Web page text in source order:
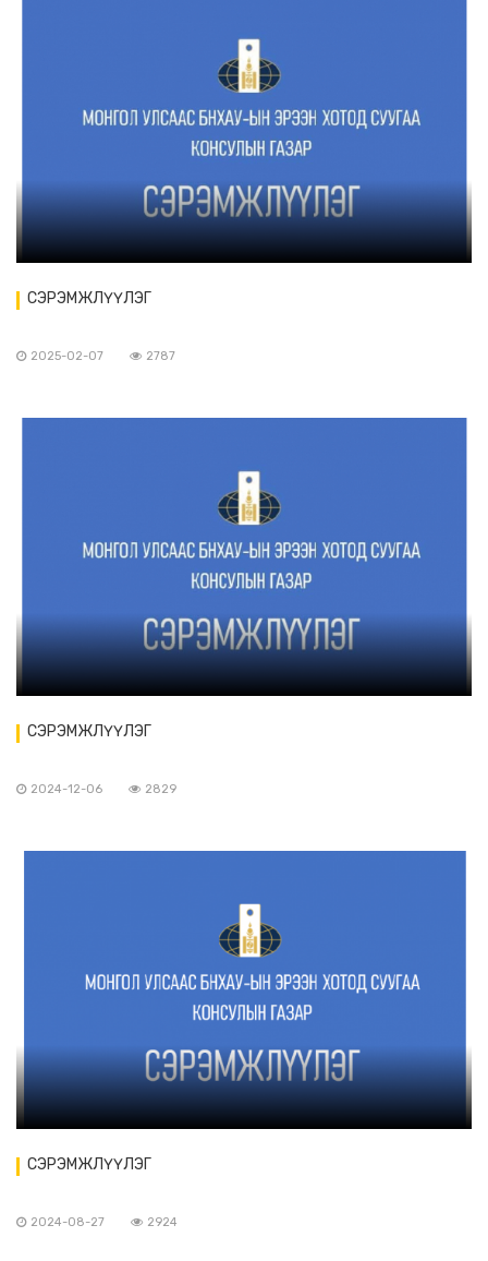
СЭРЭМЖЛҮҮЛЭГ
2025-02-07 2787
СЭРЭМЖЛҮҮЛЭГ
2024-12-06 2829
СЭРЭМЖЛҮҮЛЭГ
2024-08-27 2924